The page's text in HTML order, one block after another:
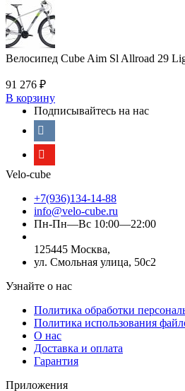
Велосипед Cube Aim Sl Allroad 29
91 276 ₽
В корзину
Подписывайтесь на нас
Velo-cube
+7(936)134-14-88
info@velo-cube.ru
Пн-Пн—Вс 10:00—22:00
125445 Москва,
ул. Смольная улица, 50с2
Узнайте о нас
Политика обработки
Политика использования
О нас
Доставка и оплата
Гарантия
Приложения